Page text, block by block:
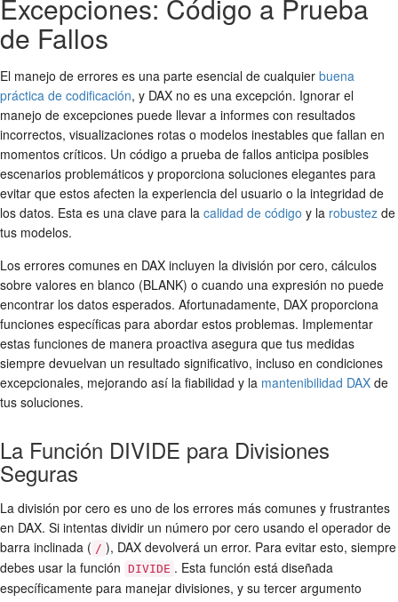
Excepciones: Código a Prueba
de Fallos
El manejo de errores es una parte esencial de cualquier buena
práctica de codificación, y DAX no es una excepción. Ignorar el
manejo de excepciones puede llevar a informes con resultados
incorrectos, visualizaciones rotas o modelos inestables que fallan en
momentos críticos. Un código a prueba de fallos anticipa posibles
escenarios problemáticos y proporciona soluciones elegantes para
evitar que estos afecten la experiencia del usuario o la integridad de
los datos. Esta es una clave para la calidad de código y la robustez de
tus modelos.
Los errores comunes en DAX incluyen la división por cero, cálculos
sobre valores en blanco (BLANK) o cuando una expresión no puede
encontrar los datos esperados. Afortunadamente, DAX proporciona
funciones específicas para abordar estos problemas. Implementar
estas funciones de manera proactiva asegura que tus medidas
siempre devuelvan un resultado significativo, incluso en condiciones
excepcionales, mejorando así la fiabilidad y la mantenibilidad DAX de
tus soluciones.
La Función DIVIDE para Divisiones
Seguras
La división por cero es uno de los errores más comunes y frustrantes
en DAX. Si intentas dividir un número por cero usando el operador de
barra inclinada ( / ), DAX devolverá un error. Para evitar esto, siempre
debes usar la función DIVIDE . Esta función está diseñada
específicamente para manejar divisiones, y su tercer argumento